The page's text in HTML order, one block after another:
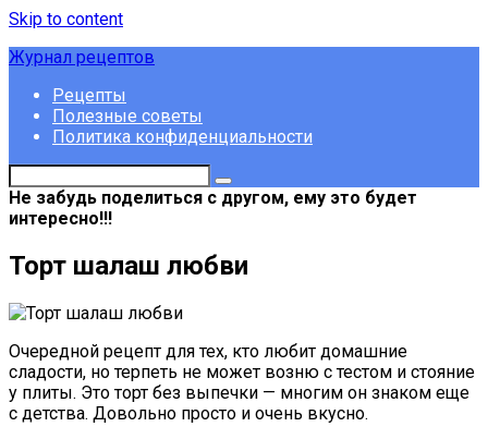
Skip to content
Журнал рецептов
Рецепты
Полезные советы
Политика конфиденциальности
Не забудь поделиться с другом, ему это будет
интересно!!!
Торт шалаш любви
Очередной рецепт для тех, кто любит домашние
сладости, но терпеть не может возню с тестом и стояние
у плиты. Это торт без выпечки — многим он знаком еще
с детства. Довольно просто и очень вкусно.